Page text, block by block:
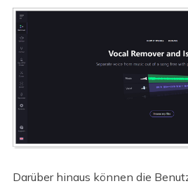
Darüber hinaus können die